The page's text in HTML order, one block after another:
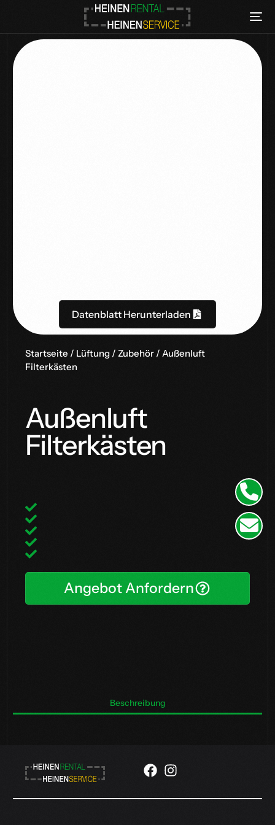
Datenblatt Herunterladen
Startseite / Lüftung / Zubehör/ Außenluft
Filterkästen
Außenluft
Filterkästen
Angebot Anfordern
Beschreibung